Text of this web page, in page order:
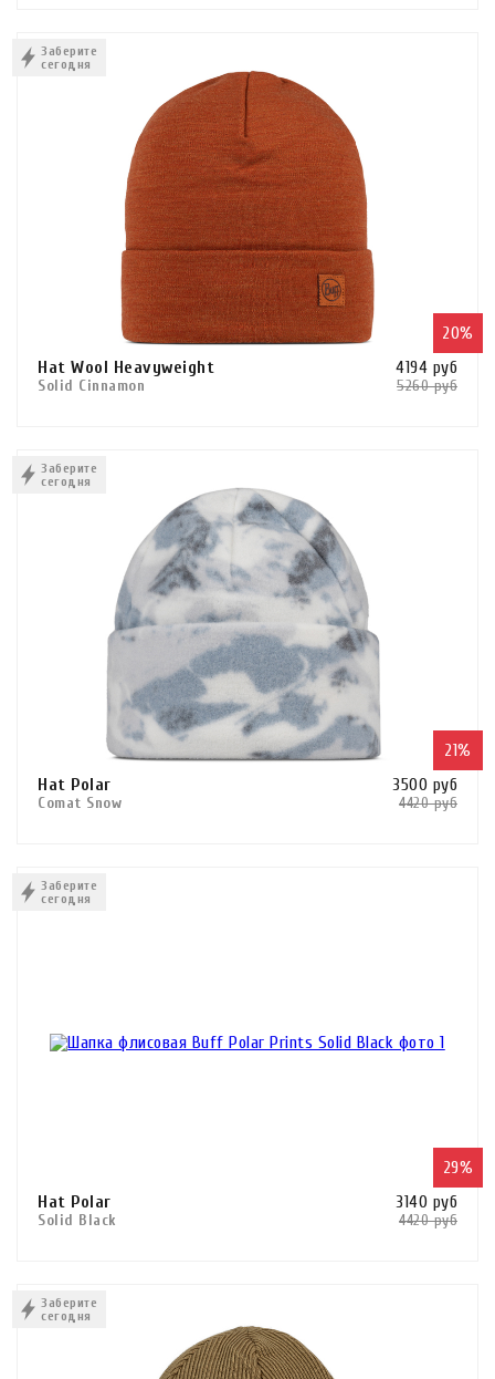
КУПИТЬ В 1 КЛИК
Заберите
сегодня
Hat Wool Heavyweight
Solid Cinnamon
4194 руб
5260 руб
20%
КУПИТЬ В 1 КЛИК
Заберите
сегодня
Hat Polar
Comat Snow
3500 руб
4420 руб
21%
Заберите
сегодня
Hat Polar
Solid Black
3140 руб
4420 руб
29%
КУПИТЬ В 1 КЛИК
Заберите
сегодня